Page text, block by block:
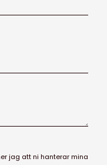
jag att ni hanterar mina